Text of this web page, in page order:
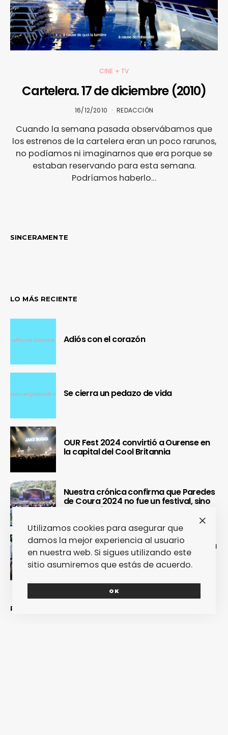
CINE + TV
Cartelera. 17 de diciembre (2010)
16/12/2010 REDACCIÓN
Cuando la semana pasada observábamos que
los estrenos de la cartelera eran un poco rarunos,
no podíamos ni imaginarnos que era porque se
estaban reservando para esta semana.
Podríamos haberlo…
SINCERAMENTE
LO MÁS RECIENTE
Adiós con el corazón
Se cierra un pedazo de vida
OUR Fest 2024 convirtió a Ourense en
la capital del Cool Britannia
Nuestra crónica confirma que Paredes
de Coura 2024 no fue un festival, sino
un Couraíso
Nuestra crónica del Sinsal 2024 prueba
que fue la edición más internacional y
sostenible del festival
REDES SOCIALES
Utilizamos cookies para asegurar que
damos la mejor experiencia al usuario
en nuestra web. Si sigues utilizando este
sitio asumiremos que estás de acuerdo.
OK